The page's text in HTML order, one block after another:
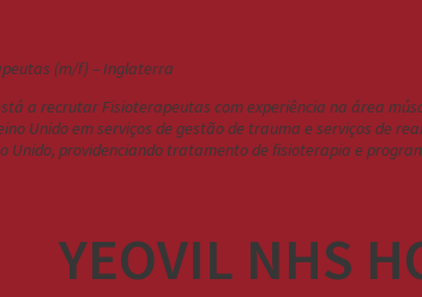
a recrutar Fisioterapeutas com experiência na área
Unido em serviços de gestão de trauma e serviços de
Unido, providenciando tratamento de fisioterapia e
YEOVIL NHS